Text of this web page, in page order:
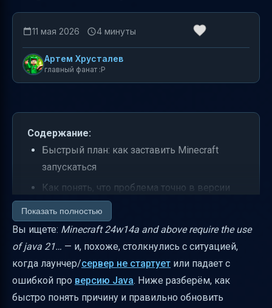
11 мая 2026 4 минуты
Артем Хрусталев
главный фанат :P
Содержание:
Быстрый план: как заставить Minecraft
запускаться
Как понять, что проблема точно в версии
Java
Что делать, если Java 21 установлена, но
всё равно не запускается
Снапшоты и “история изменений”: почему
Java-правило иногда резко меняется
Частые вопросы по теме (коротко и по
Показать полностью
Вы ищете: Minecraft 24w14a and above require the use
of java 21… — и, похоже, столкнулись с ситуацией,
когда лаунчер/сервер не стартует или падает с
ошибкой про версию Java. Ниже разберём, как
быстро понять причину и правильно обновить